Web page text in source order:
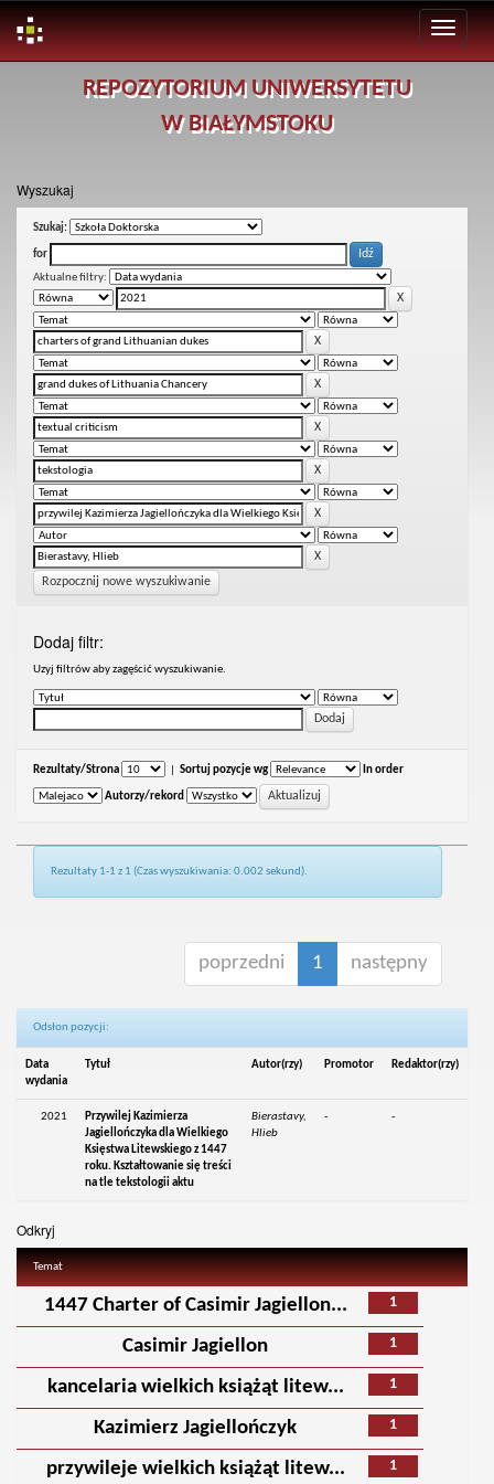
REPOZYTORIUM UNIWERSYTETU
W BIAŁYMSTOKU
Wyszukaj
Szukaj:
for
Aktualne filtry:
Rozpocznij nowe wyszukiwanie
Dodaj filtr:
Uzyj filtrów aby zagęścić wyszukiwanie.
Rezultaty/Strona Sortuj pozycje wg In order
Autorzy/rekord
Rezultaty 1-1 z 1 (Czas wyszukiwania: 0.002 sekund).
poprzedni 1 następny
Odsłon pozycji:
Data
wydania
Tytuł Autor(rzy) Promotor Redaktor(rzy)
2021
Przywilej Kazimierza
Jagiellończyka dla Wielkiego
Księstwa Litewskiego z 1447
roku. Kształtowanie się treści
na tle tekstologii aktu
Bierastavy,
Hlieb
- -
Odkryj
Temat
1
1447 Charter of Casimir Jagiellon...
1
Casimir Jagiellon
1
kancelaria wielkich książąt litew...
1
Kazimierz Jagiellończyk
1
przywileje wielkich książąt litew...